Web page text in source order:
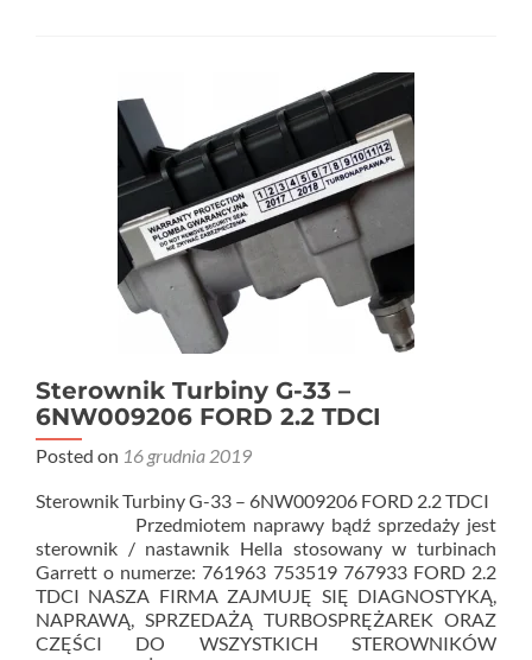
Sterownik Turbiny G-33 –
6NW009206 FORD 2.2 TDCI
Posted on 16 grudnia 2019
Sterownik Turbiny G-33 – 6NW009206 FORD 2.2 TDCI
Przedmiotem naprawy bądź sprzedaży jest
sterownik / nastawnik Hella stosowany w turbinach
Garrett o numerze: 761963 753519 767933 FORD 2.2
TDCI NASZA FIRMA ZAJMUJĘ SIĘ DIAGNOSTYKĄ,
NAPRAWĄ, SPRZEDAŻĄ TURBOSPRĘŻAREK ORAZ
CZĘŚCI DO WSZYSTKICH STEROWNIKÓW